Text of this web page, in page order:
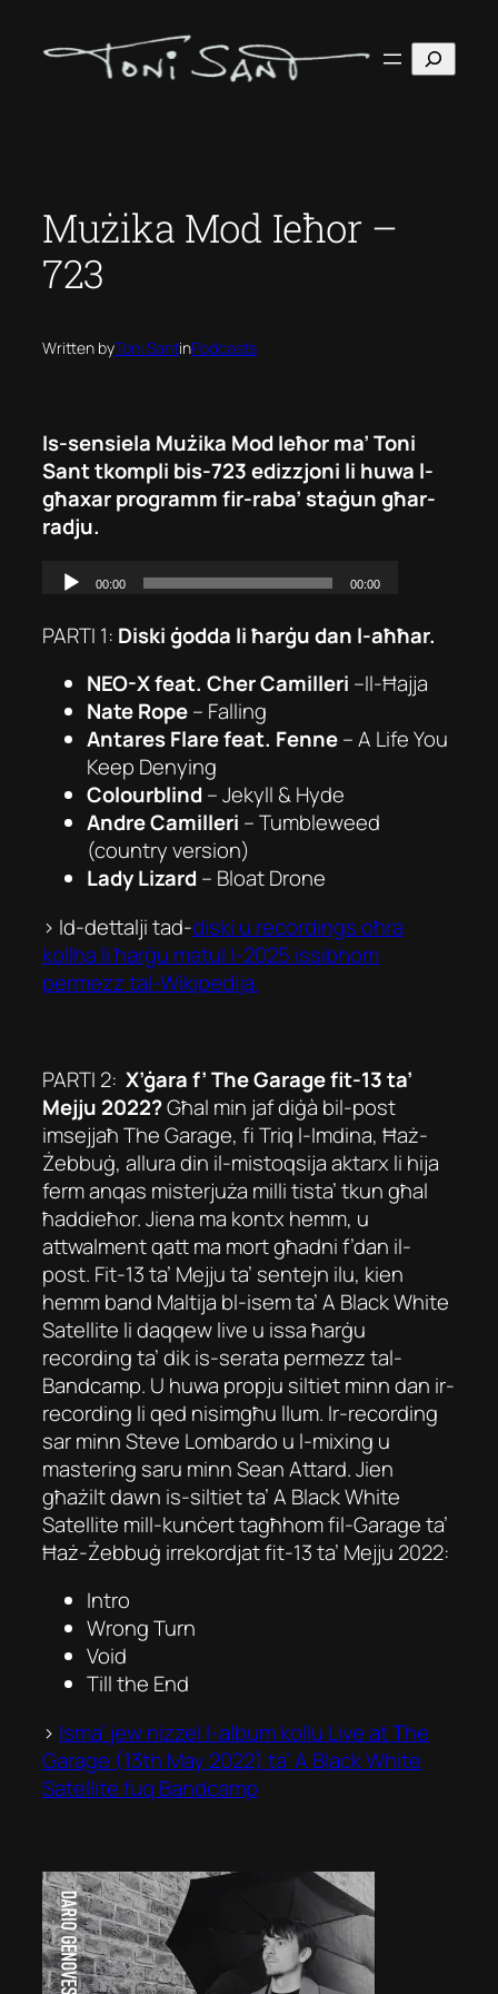
Search
Mużika Mod Ieħor –
723
Written byToni SantinPodcasts
Is-sensiela Mużika Mod Ieħor ma’ Toni
Sant tkompli bis-723 edizzjoni li huwa l-
għaxar programm fir-raba’ staġun għar-
radju.
PARTI 1: Diski ġodda li ħarġu dan l-aħħar.
NEO-X feat. Cher Camilleri –Il-Ħajja
Nate Rope– Falling
Antares Flare feat. Fenne–A Life You
Keep Denying
Colourblind–Jekyll & Hyde
Andre Camilleri –Tumbleweed
(country version)
Lady Lizard– Bloat Drone
> Id-dettalji tad-diski u recordings oħra
kollha li ħarġu matul l-2025 issibhom
permezz tal-Wikipedija.
PARTI 2: X’ġara f’ The Garage fit-13 ta’
Mejju 2022?Għal min jaf diġà bil-post
imsejjaħ The Garage, fi Triq l-Imdina, Ħaż-
Żebbuġ, allura din il-mistoqsija aktarx li hija
ferm anqas misterjuża milli tista’ tkun għal
ħaddieħor. Jiena ma kontx hemm, u
attwalment qatt ma mort għadni f’dan il-
post. Fit-13 ta’ Mejju ta’ sentejn ilu, kien
hemm band Maltija bl-isem ta’ A Black White
Satellite li daqqew live u issa ħarġu
recording ta’ dik is-serata permezz tal-
Bandcamp. U huwa propju siltiet minn dan ir-
recording li qed nisimgħu llum. Ir-recording
sar minnSteve Lombardo u l-mixing u
mastering saru minn Sean Attard.Jien
għażilt dawn is-siltiet ta’ A Black White
Satellite mill-kunċert tagħhom fil-Garage ta’
Ħaż-Żebbuġ irrekordjat fit-13 ta’ Mejju 2022:
Intro
Wrong Turn
Void
Till the End
> Isma’ jew nizzel l-album kollu Live at The
Garage (13th May 2022) ta’ A Black White
Satellite fuq Bandcamp